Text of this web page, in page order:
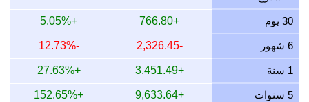
13 يوليو 2026 14,985.84
481.79
481,794.76
12 يوليو 2026 15,415.43
495.61
495,606.14
11 يوليو 2026 15,415.43
495.61
495,606.14
10 يوليو 2026 15,354.34
493.64
493,642.17
30 يوم +766.80
+5.05%
6 شهور -2,326.45
-12.73%
1 سنة +3,451.49
+27.63%
5 سنوات +9,633.64
+152.65%